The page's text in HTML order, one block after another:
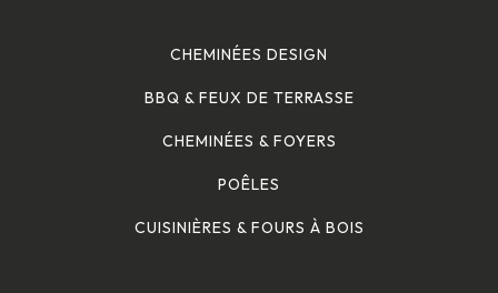
CHEMINÉES DESIGN
BBQ & FEUX DE TERRASSE
CHEMINÉES & FOYERS
POÊLES
CUISINIÈRES & FOURS À BOIS